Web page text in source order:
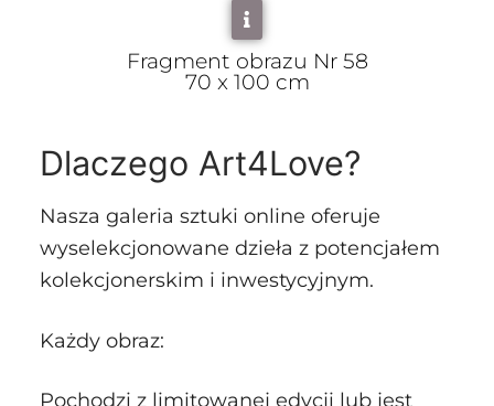
Fragment obrazu Nr 58
70 x 100 cm
Dlaczego Art4Love?
Nasza galeria sztuki online oferuje
wyselekcjonowane dzieła z potencjałem
kolekcjonerskim i inwestycyjnym.
Każdy obraz:
Pochodzi z limitowanej edycji lub jest